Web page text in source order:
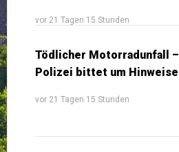
vor 21 Tagen 15 Stunden
Tödlicher Motorradunfall –
Polizei bittet um Hinweise
vor 21 Tagen 15 Stunden